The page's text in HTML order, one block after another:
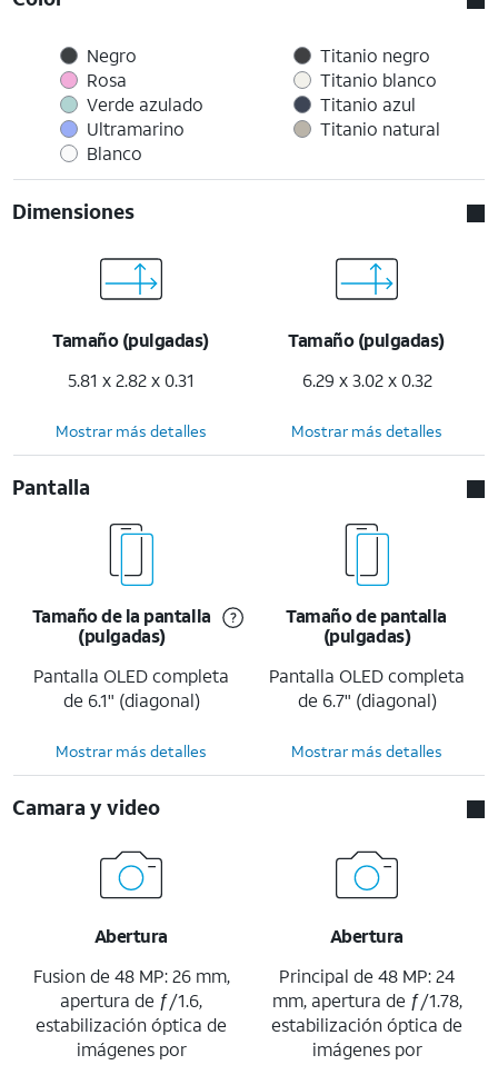
Negro
Rosa
Verde azulado
Ultramarino
Blanco
Titanio negro
Titanio blanco
Titanio azul
Titanio natural
Dimensiones
Tamaño (pulgadas)
5.81 x 2.82 x 0.31
Tamaño (pulgadas)
6.29 x 3.02 x 0.32
Mostrar más detalles Mostrar más detalles
Pantalla
Tamaño de la pantalla
(pulgadas)
Pantalla OLED completa
de 6.1" (diagonal)
Tamaño de pantalla
(pulgadas)
Pantalla OLED completa
de 6.7" (diagonal)
Mostrar más detalles Mostrar más detalles
Camara y video
Abertura
Fusion de 48 MP: 26 mm,
apertura de ƒ/1.6,
estabilización óptica de
imágenes por
Abertura
Principal de 48 MP: 24
mm, apertura de ƒ/1.78,
estabilización óptica de
imágenes por